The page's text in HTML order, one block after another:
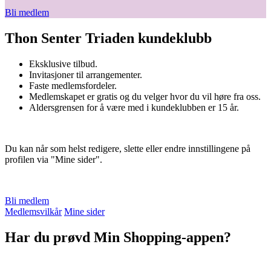
Helse
Aktiviteter
Tilbud
Inspirasjon
Praktisk informasjon
Ledige stillinger
Bli medlem
Thon Senter Triaden kundeklubb
Eksklusive tilbud.
Invitasjoner til arrangementer.
Faste medlemsfordeler.
Medlemskapet er gratis og du velger hvor du vil høre fra oss.
Aldersgrensen for å være med i kundeklubben er 15 år.
Du kan når som helst redigere, slette eller endre innstillingene på
profilen via "Mine sider".
Bli medlem
Medlemsvilkår Mine sider
Har du prøvd Min Shopping-appen?